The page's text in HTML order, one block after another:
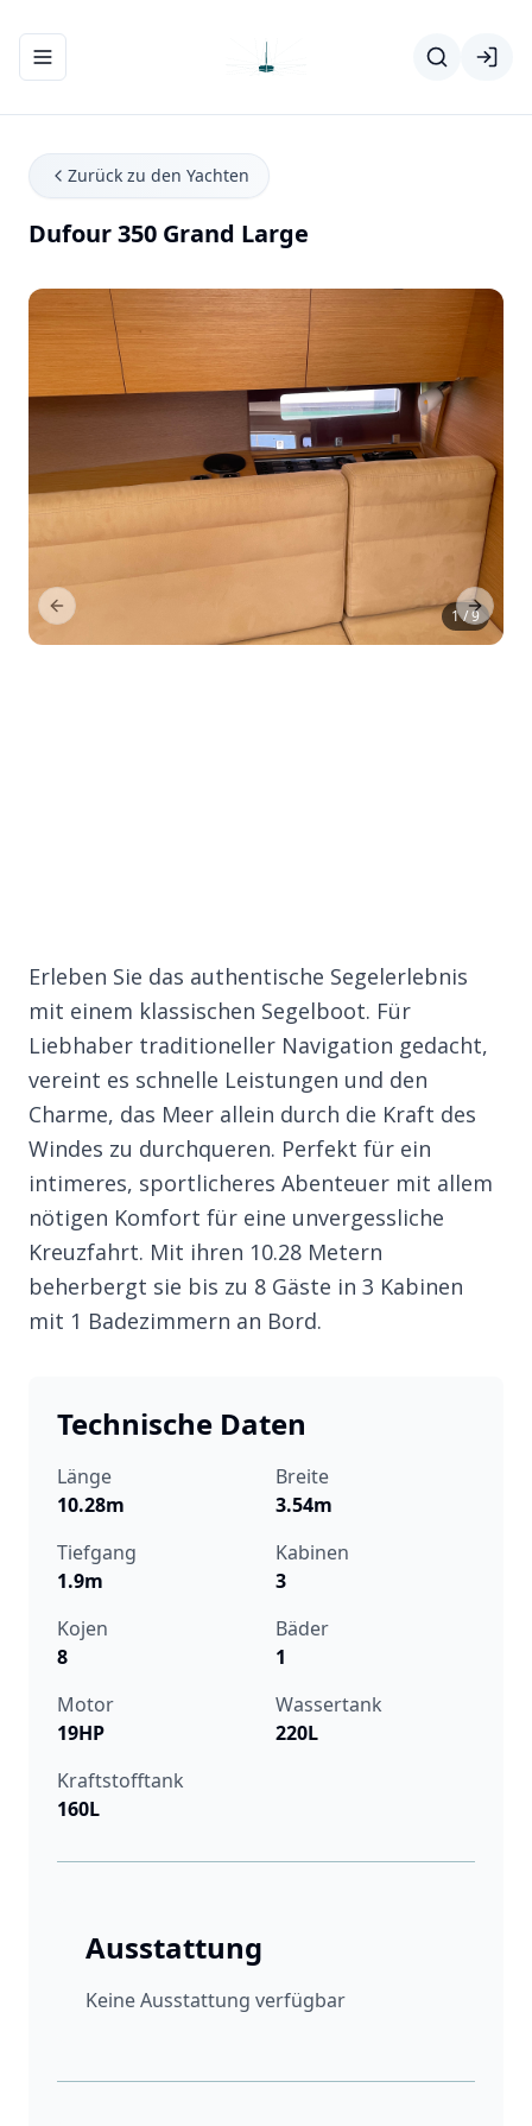
Navigationsmenü ein-/ausblenden
Zurück zu den Yachten
Dufour 350 Grand Large
1 / 9
Previous Slide Next
Erleben Sie das authentische Segelerlebnis
mit einem klassischen Segelboot. Für
Liebhaber traditioneller Navigation gedacht,
vereint es schnelle Leistungen und den
Charme, das Meer allein durch die Kraft des
Windes zu durchqueren. Perfekt für ein
intimeres, sportlicheres Abenteuer mit allem
nötigen Komfort für eine unvergessliche
Kreuzfahrt. Mit ihren 10.28 Metern
beherbergt sie bis zu 8 Gäste in 3 Kabinen
mit 1 Badezimmern an Bord.
Technische Daten
Länge
10.28m
Breite
3.54m
Tiefgang
1.9m
Kabinen
3
Kojen
8
Bäder
1
Motor
19HP
Wassertank
220L
Kraftstofftank
160L
Ausstattung
Keine Ausstattung verfügbar